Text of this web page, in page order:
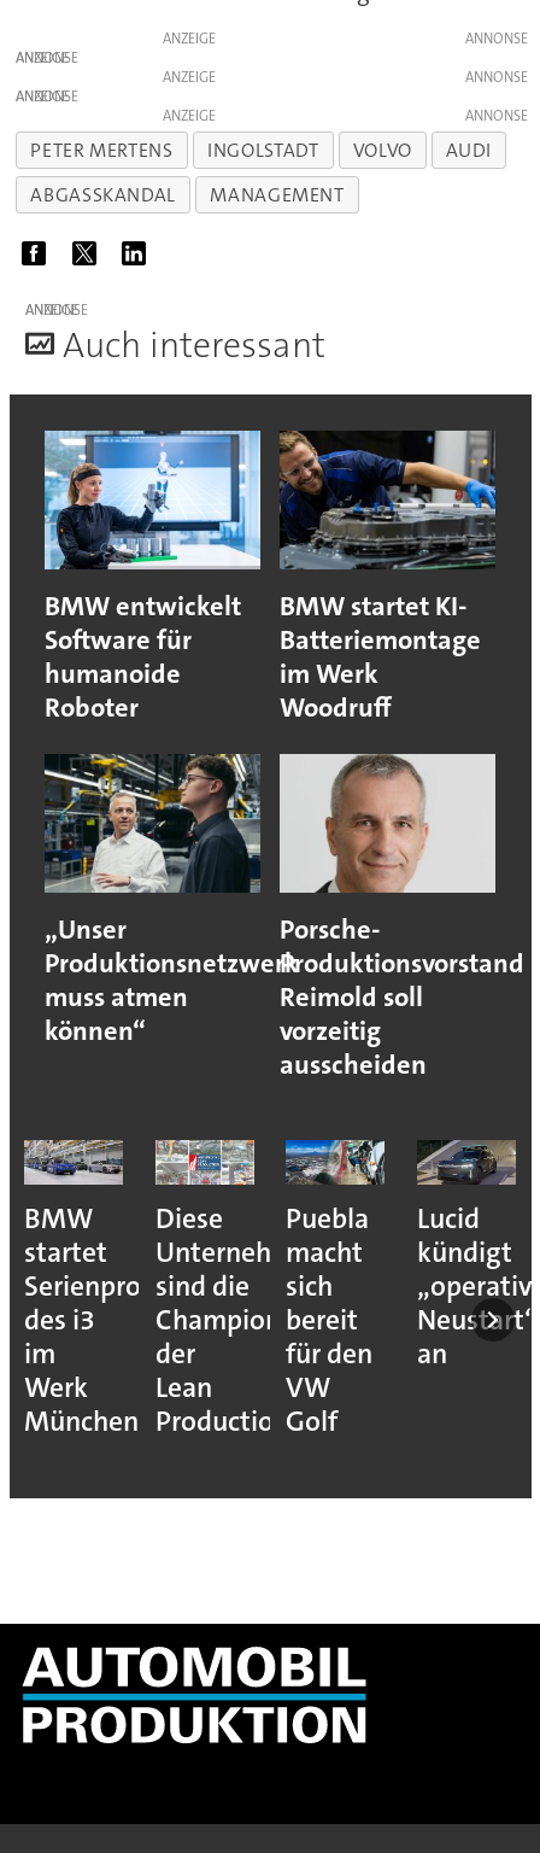
ANZEIGE
ANZEIGE
ANZEIGE
ANZEIGE
ANZEIGE
PETER MERTENS INGOLSTADT VOLVO
AUDI
ABGASSKANDAL
MANAGEMENT
ANZEIGE
Auch interessant
BMW entwickelt
Software für
humanoide
Roboter
BMW startet KI-
Batteriemontage
im Werk
Woodruff
„Unser
Produktionsnetzwerk
muss atmen
können“
Porsche-
Produktionsvorstand
Reimold soll
vorzeitig
ausscheiden
BMW
startet
Serienproduktion
des i3
im
Werk
München
Diese
Unternehmen
sind die
Champions
der
Lean
Production
Puebla
macht
sich
bereit
für den
VW
Golf
Lucid
kündigt
Neustart“
an